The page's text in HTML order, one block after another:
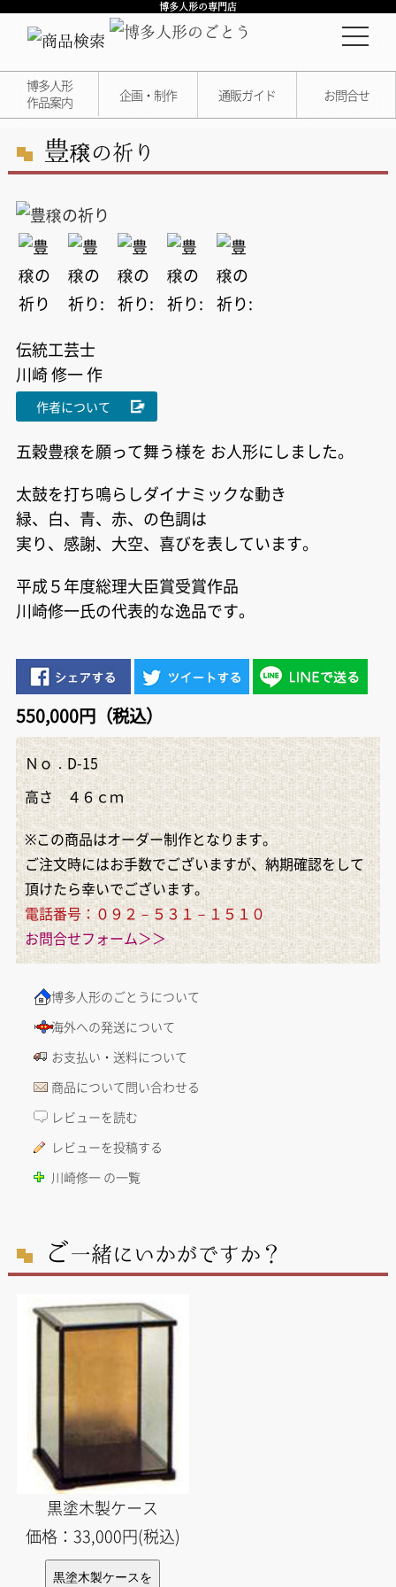
博多人形の専門店
博多人形
作品案内
企画・制作 通販ガイド お問合せ
豊穣の祈り
伝統工芸士
川崎 修一 作
作者について
五穀豊穣を願って舞う様を お人形にしました。
太鼓を打ち鳴らしダイナミックな動き
緑、白、青、赤、の色調は
実り、感謝、大空、喜びを表しています。
平成５年度総理大臣賞受賞作品
川崎修一氏の代表的な逸品です。
550,000円（税込）
Ｎｏ．D-15
高さ ４６ｃｍ
※この商品はオーダー制作となります。
ご注文時にはお手数でございますが、納期確認をして
頂けたら幸いでございます。
電話番号：０９２－５３１－１５１０
お問合せフォーム＞＞
博多人形のごとうについて
海外への発送について
お支払い・送料について
商品について問い合わせる
レビューを読む
レビューを投稿する
川崎修一 の一覧
ご一緒にいかがですか？
黒塗木製ケース
価格：33,000円(税込)